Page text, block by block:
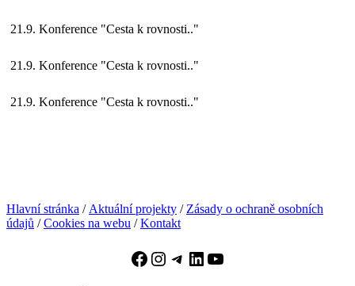
21.9. Konference "Cesta k rovnosti.."
21.9. Konference "Cesta k rovnosti.."
21.9. Konference "Cesta k rovnosti.."
Hlavní stránka / Aktuální projekty / Zásady o ochraně osobních
údajů /Cookies na webu /Kontakt